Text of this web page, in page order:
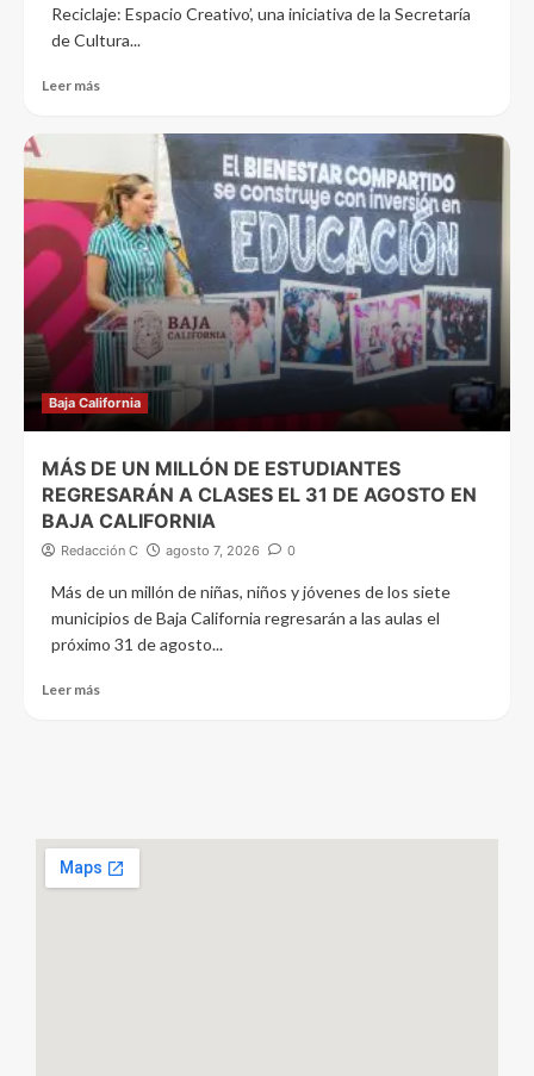
Reciclaje: Espacio Creativo’, una iniciativa de la Secretaría
de Cultura...
Leer más
Baja California
MÁS DE UN MILLÓN DE ESTUDIANTES
REGRESARÁN A CLASES EL 31 DE AGOSTO EN
BAJA CALIFORNIA
Redacción C agosto 7, 2026 0
Más de un millón de niñas, niños y jóvenes de los siete
municipios de Baja California regresarán a las aulas el
próximo 31 de agosto...
Leer más